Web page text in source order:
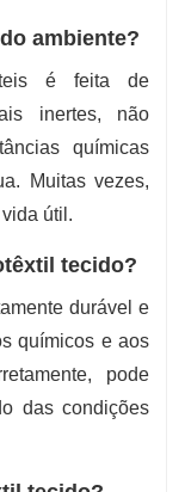
ambiente?
é feita de
inertes, não
químicas
Muitas vezes,
útil.
tecido?
durável e
químicos e aos
pode
das condições